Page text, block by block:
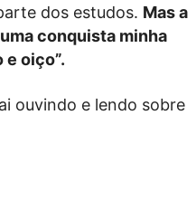
dos estudos. Mas a
conquista minha
oiço”.
ouvindo e lendo sobre